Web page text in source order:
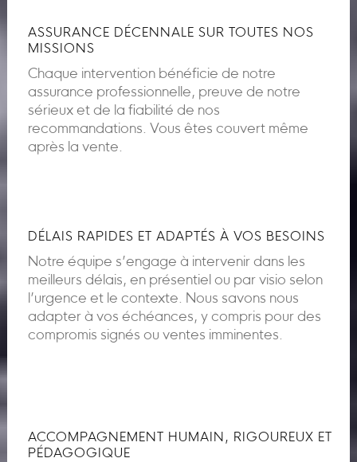
ASSURANCE DÉCENNALE SUR TOUTES NOS
MISSIONS
Chaque intervention bénéficie de notre
assurance professionnelle, preuve de notre
sérieux et de la fiabilité de nos
recommandations. Vous êtes couvert même
après la vente.
DÉLAIS RAPIDES ET ADAPTÉS À VOS BESOINS
Notre équipe s’engage à intervenir dans les
meilleurs délais, en présentiel ou par visio selon
l’urgence et le contexte. Nous savons nous
adapter à vos échéances, y compris pour des
compromis signés ou ventes imminentes.
ACCOMPAGNEMENT HUMAIN, RIGOUREUX ET
PÉDAGOGIQUE